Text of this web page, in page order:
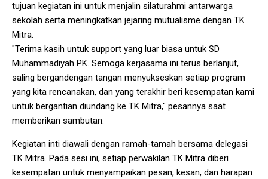
tujuan kegiatan ini untuk menjalin silaturahmi antarwarga
sekolah serta meningkatkan jejaring mutualisme dengan TK
Mitra.
"Terima kasih untuk support yang luar biasa untuk SD
Muhammadiyah PK. Semoga kerjasama ini terus berlanjut,
saling bergandengan tangan menyukseskan setiap program
yang kita rencanakan, dan yang terakhir beri kesempatan kami
untuk bergantian diundang ke TK Mitra," pesannya saat
memberikan sambutan.
Kegiatan inti diawali dengan ramah-tamah bersama delegasi
TK Mitra. Pada sesi ini, setiap perwakilan TK Mitra diberi
kesempatan untuk menyampaikan pesan, kesan, dan harapan